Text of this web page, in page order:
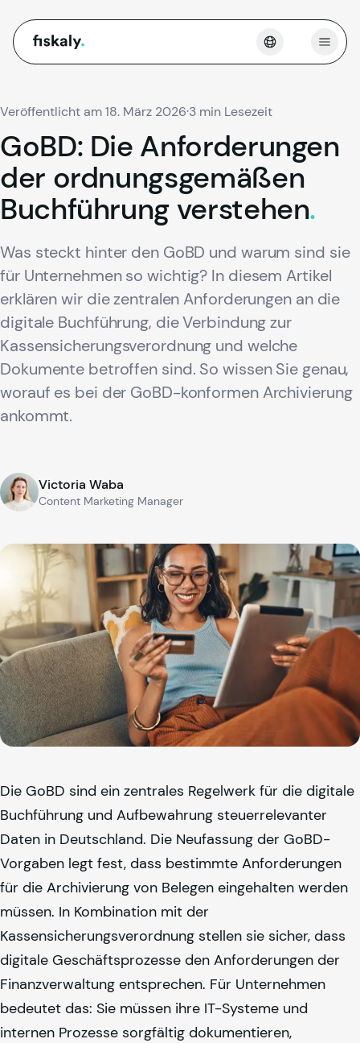
fiskaly. Menü
Veröffentlicht am 18. März 2026·3 min Lesezeit
GoBD: Die Anforderungen
der ordnungsgemäßen
Buchführungverstehen.
Was steckt hinter den GoBD und warum sind sie
für Unternehmen so wichtig? In diesem Artikel
erklären wir die zentralen Anforderungen an die
digitale Buchführung, die Verbindung zur
Kassensicherungsverordnung und welche
Dokumente betroffen sind. So wissen Sie genau,
worauf es bei der GoBD-konformen Archivierung
ankommt.
Victoria Waba
Content Marketing Manager
Die GoBD sind ein zentrales Regelwerk für die digitale
Buchführung und Aufbewahrung steuerrelevanter
Daten in Deutschland. Die Neufassung der GoBD-
Vorgaben legt fest, dass bestimmte Anforderungen
für die Archivierung von Belegen eingehalten werden
müssen. In Kombination mit der
Kassensicherungsverordnung stellen sie sicher, dass
digitale Geschäftsprozesse den Anforderungen der
Finanzverwaltung entsprechen. Für Unternehmen
bedeutet das: Sie müssen ihre IT-Systeme und
internen Prozesse sorgfältig dokumentieren,